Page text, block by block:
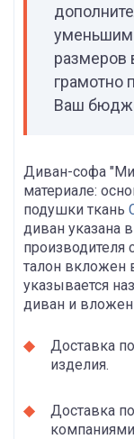
размеров
грамотно
Ваш
Диван-софа
материале:
подушки ткань
диван указана
производителя
талон вкложен
указывается
диван и
Доставка
изделия.
Доставка